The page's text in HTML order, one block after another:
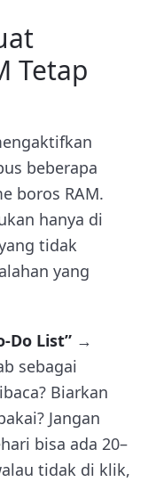
Tetap
beberapa
boros RAM.
hanya di
tidak
yang
Do List” →
sebagai
Biarkan
Jangan
bisa ada 20–
tidak di klik,